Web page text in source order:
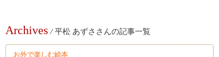
Archives / 平松 あずささんの記事一覧
お外で楽しむ絵本